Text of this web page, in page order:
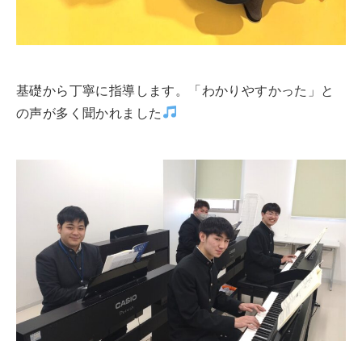
基礎から丁寧に指導します。「わかりやすかった」と
の声が多く聞かれました